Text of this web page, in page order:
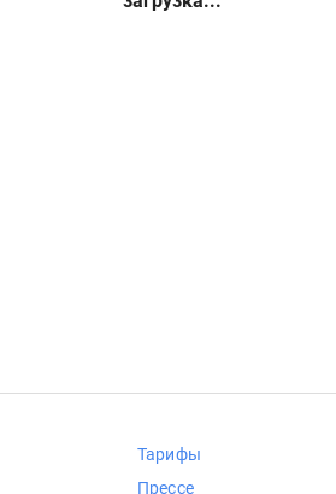
Тарифы
Прессе